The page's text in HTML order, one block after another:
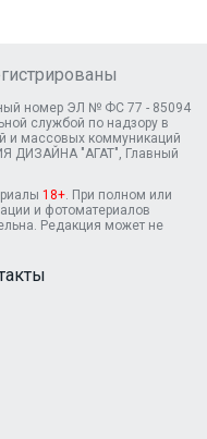
номер ЭЛ № ФС 77 - 85094
службой по надзору в
и массовых коммуникаций
ДИЗАЙНА "АГАТ", Главный
18+. При полном или
и фотоматериалов
Редакция может не